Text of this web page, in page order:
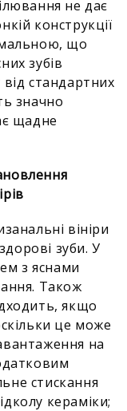
не дає
конструкції
що
зубів
стандартних
значно
щадне
вініри
зуби. У
з яснами
Також
якщо
це може
на
стискання
кераміки;